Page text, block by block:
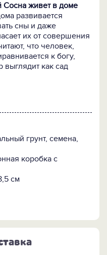
Сосна живет в доме
развивается
сны и даже
их от совершения
что человек,
к богу,
выглядит как сад
"Сосна" - это не
класса. В коробке:
работы в тренде
композитных
бетон.
>>
грунт, семена,
коробка с
см